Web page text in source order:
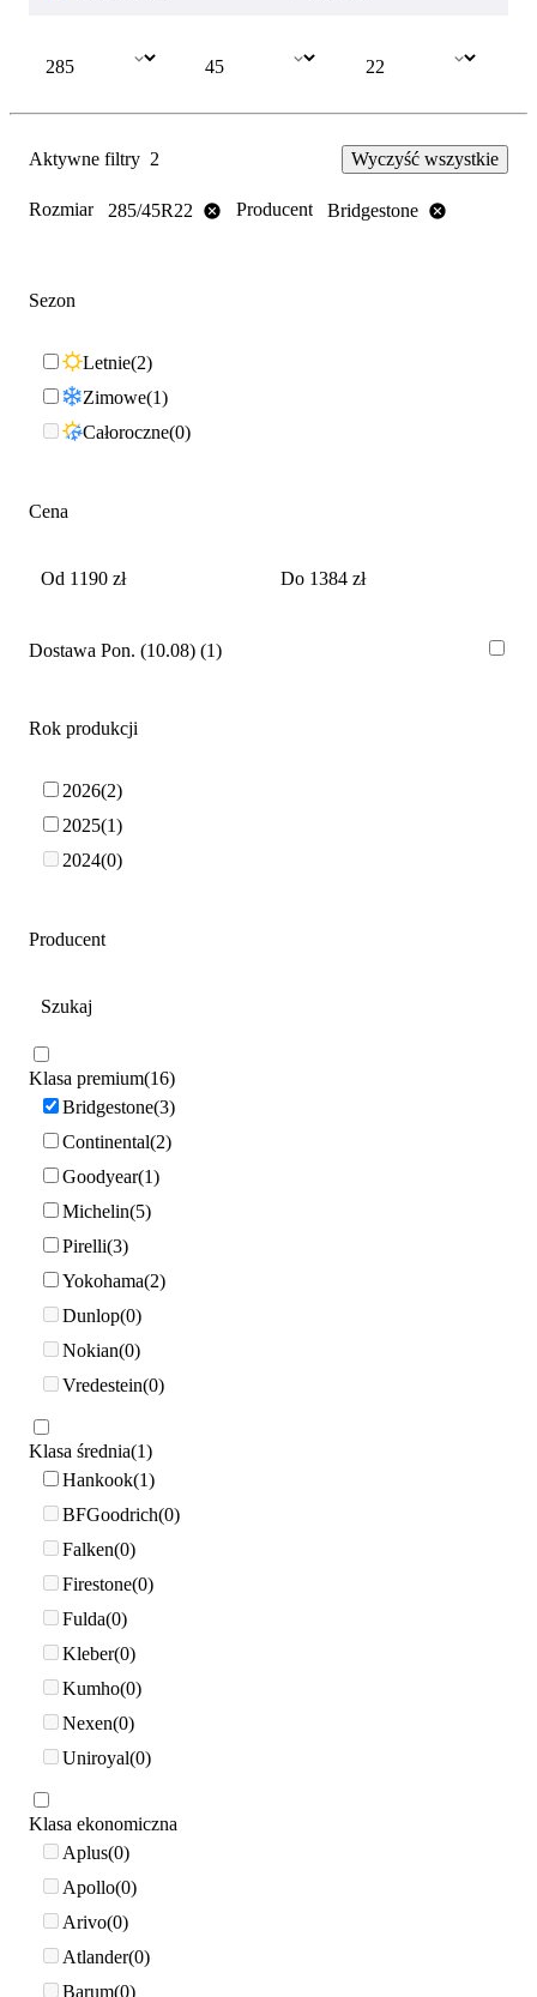
Aktywne filtry 2 Wyczyść wszystkie
Rozmiar 285/45R22 Producent Bridgestone
Sezon
Letnie 2
Zimowe 1
Całoroczne 0
Cena
Dostawa Pon. (10.08) 1
Rok produkcji
2026 2
2025 1
2024 0
Producent
Klasa premium 16
Bridgestone 3
Continental 2
Goodyear 1
Michelin 5
Pirelli 3
Yokohama 2
Dunlop 0
Nokian 0
Vredestein 0
Klasa średnia 1
Hankook 1
BFGoodrich 0
Falken 0
Firestone 0
Fulda 0
Kleber 0
Kumho 0
Nexen 0
Uniroyal 0
Klasa ekonomiczna
Aplus 0
Apollo 0
Arivo 0
Atlander 0
Barum 0